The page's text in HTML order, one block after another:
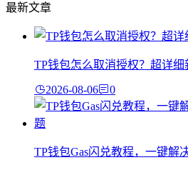
最新文章
TP钱包怎么取消授权？超详细
2026-08-06 0
TP钱包Gas闪兑教程，一键解